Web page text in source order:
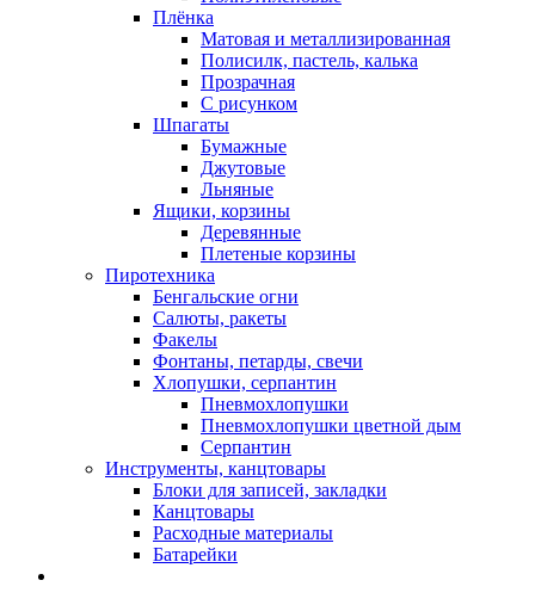
Плёнка
Матовая и металлизированная
Полисилк, пастель, калька
Прозрачная
С рисунком
Шпагаты
Бумажные
Джутовые
Льняные
Ящики, корзины
Деревянные
Плетеные корзины
Пиротехника
Бенгальские огни
Салюты, ракеты
Факелы
Фонтаны, петарды, свечи
Хлопушки, серпантин
Пневмохлопушки
Пневмохлопушки цветной дым
Серпантин
Инструменты, канцтовары
Блоки для записей, закладки
Канцтовары
Расходные материалы
Батарейки